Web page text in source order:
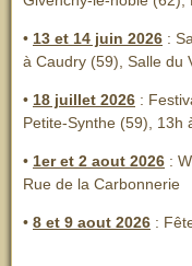
• 13 et 14 juin 2026 :
à Caudry (59), Salle du
• 18 juillet 2026 :
Petite-Synthe (59), 13h
• 1er et 2 aout 2026 :
Rue de la Carbonnerie
• 8 et 9 aout 2026 :